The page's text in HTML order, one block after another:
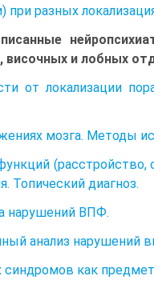
разных
височных и лобных
от локализации
мозга. Методы
(расстройство,
Топический диагноз.
нарушений ВПФ.
анализ нарушений
как